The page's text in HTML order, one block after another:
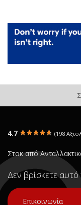
4.7 (198
Στοκ από
Δεν βρίσκετε
Επικοινωνία